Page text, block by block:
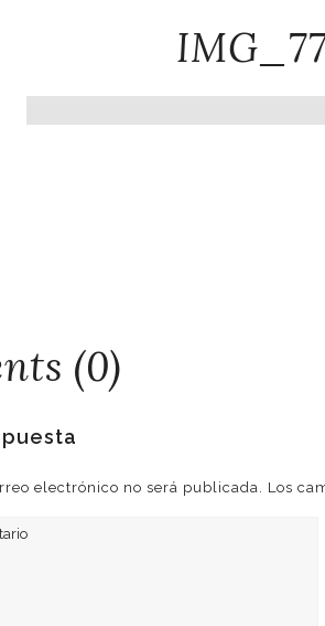
(0)
electrónico no será publicada. Los